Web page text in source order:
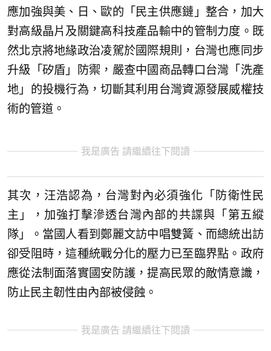
應加強與美、日、歐的「民主供應鏈」整合，加大
對高級晶片及關鍵高科技產品輸中的管制力度。既
然北京將地緣政治凌駕於國際規則，台灣也應同步
升級「矽盾」防禦，嚴查中國商品轉口台灣「洗產
地」的投機行為，切斷其利用台灣資源發展威權技
術的管道。
我是廣告 請繼續往下閱讀
其次，汪浩認為，台灣對內必須強化「防衛性民
主」，加強打擊滲透台灣內部的共諜與「第五縱
隊」。當國人看到鄭麗文訪中唱雙簧、而總統出訪
卻受阻時，這種統戰分化的壓力已至臨界點。政府
應從法制面落實國安防護，提高民眾的敵情意識，
防止民主韌性由內部被侵蝕。
我是廣告 請繼續往下閱讀